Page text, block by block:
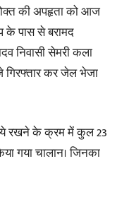
की अपहृता को आज
के पास से बरामद
निवासी सेमरी कला
गिरफ्तार कर जेल भेजा
रखने के क्रम में कुल 23
गया चालान। जिनका